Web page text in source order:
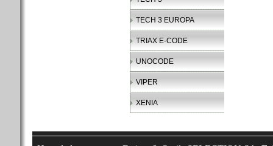
TECH 3 EUROPA
TRIAX E-CODE
UNOCODE
VIPER
XENIA